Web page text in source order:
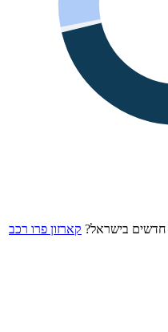
חדשים בישראל? קארזון פרו רכב